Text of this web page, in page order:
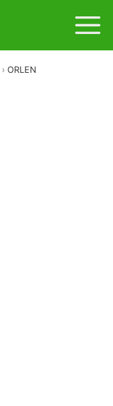
ORLEN